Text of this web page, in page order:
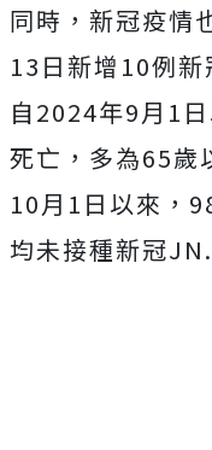
同時，新冠疫情
13日新增10例
自2024年9月1
死亡，多為65歲
10月1日以來，
均未接種新冠